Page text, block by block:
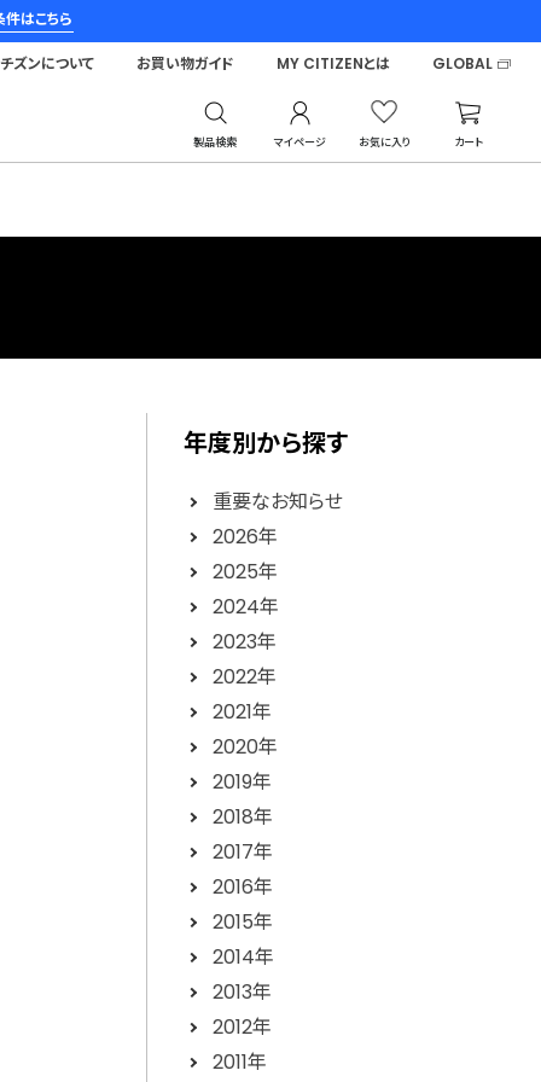
はこちら
製品検索 マイページ お気に入り カート
ズンについて お買い物ガイド MY CITIZENとは GLOBAL
年度別から探す
重要なお知らせ
2026年
2025年
2024年
2023年
2022年
2021年
2020年
2019年
2018年
2017年
2016年
2015年
2014年
2013年
2012年
2011年